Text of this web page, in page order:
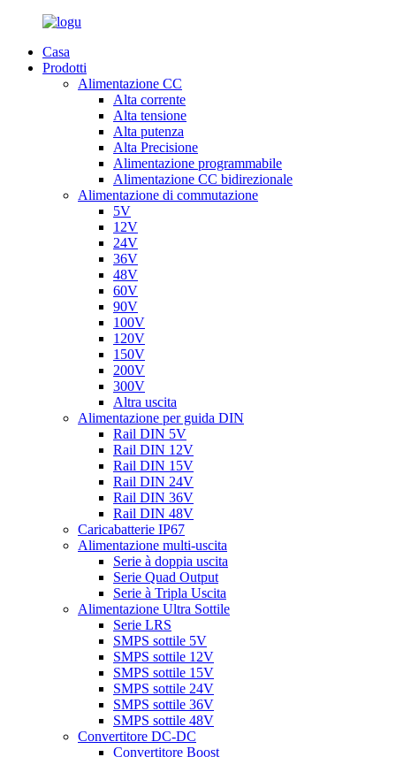
Casa
Prodotti
Alimentazione CC
Alta corrente
Alta tensione
Alta putenza
Alta Precisione
Alimentazione programmabile
Alimentazione CC bidirezionale
Alimentazione di commutazione
5V
12V
24V
36V
48V
60V
90V
100V
120V
150V
200V
300V
Altra uscita
Alimentazione per guida DIN
Rail DIN 5V
Rail DIN 12V
Rail DIN 15V
Rail DIN 24V
Rail DIN 36V
Rail DIN 48V
Caricabatterie IP67
Alimentazione multi-uscita
Serie à doppia uscita
Serie Quad Output
Serie à Tripla Uscita
Alimentazione Ultra Sottile
Serie LRS
SMPS sottile 5V
SMPS sottile 12V
SMPS sottile 15V
SMPS sottile 24V
SMPS sottile 36V
SMPS sottile 48V
Convertitore DC-DC
Convertitore Boost